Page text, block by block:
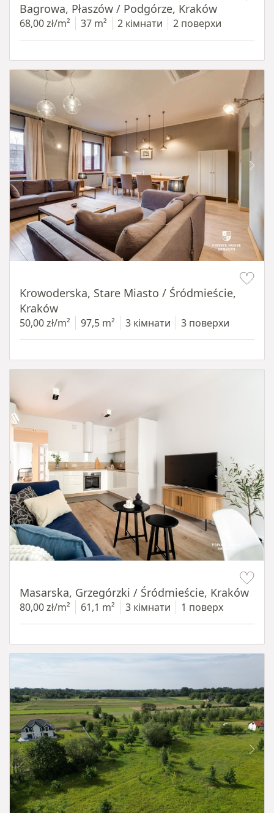
Bagrowa, Płaszów / Podgórze, Kraków
68,00 zł/m² 37 m² 2 кімнати 2 поверхи
Krowoderska, Stare Miasto / Śródmieście,
Kraków
50,00 zł/m² 97,5 m² 3 кімнати 3 поверхи
Masarska, Grzegórzki / Śródmieście, Kraków
80,00 zł/m² 61,1 m² 3 кімнати 1 поверх